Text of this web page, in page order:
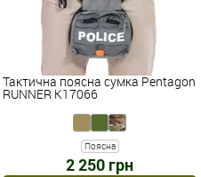
Тактична поясна сумка Pentagon
RUNNER K17066
Поясна
2 250 грн